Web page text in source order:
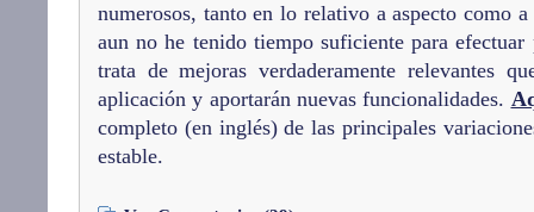
numerosos, tanto en lo relativo a aspecto como
aun no he tenido tiempo suficiente para efectuar
trata de mejoras verdaderamente relevantes
aplicación y aportarán nuevas funcionalidades.
completo (en inglés) de las principales
estable.